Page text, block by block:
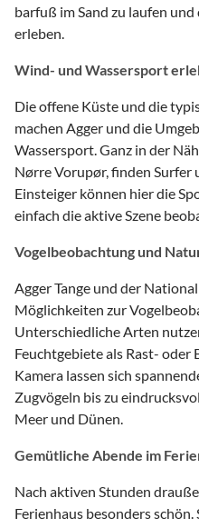
barfuß im Sand zu laufen
erleben.
Wind- und Wassersport
Die offene Küste und die
machen Agger und die
Wassersport. Ganz in der
Nørre Vorupør, finden Surfer
Einsteiger können hier die
einfach die aktive Szene
Vogelbeobachtung und
Agger Tange und der
Möglichkeiten zur
Unterschiedliche Arten
Feuchtgebiete als Rast-
Kamera lassen sich
Zugvögeln bis zu
Meer und Dünen.
Gemütliche Abende im
Nach aktiven Stunden
Ferienhaus besonders